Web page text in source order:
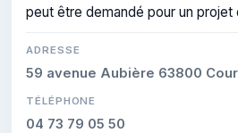
peut être demandé pour un projet
ADRESSE
59 avenue Aubière 63800
TÉLÉPHONE
04 73 79 05 50